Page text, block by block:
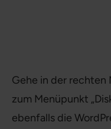
Gehe in der rechten
zum Menüpunkt
ebenfalls die